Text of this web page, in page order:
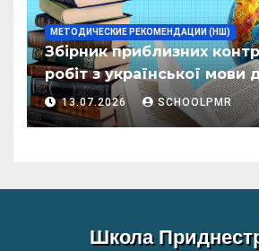
МЕТОДИЧЕСКИЕ РЕКОМЕНДАЦИИ (НШ)
Збірник приблизних
робіт з української мови
початкових класів
загальної освіти
13.07.2026 SCHOOLPMR
Школа